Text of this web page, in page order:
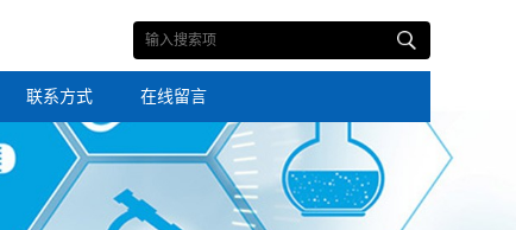
联系方式 在线留言